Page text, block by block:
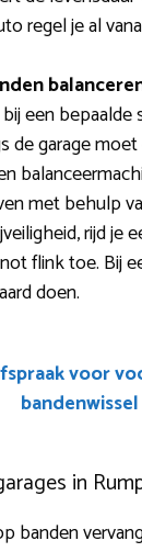
regel je al
een bepaalde
de garage
met behulp
rijd je
flink toe. Bij
doen.
voor
bandenwissel
in
banden